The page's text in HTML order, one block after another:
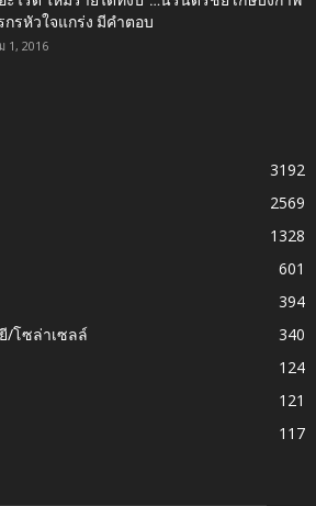
กรหัวใจแกร่ง มีคำตอบ
1, 2016
3192
2569
1328
601
394
/โซล่าเซลล์
340
124
121
117